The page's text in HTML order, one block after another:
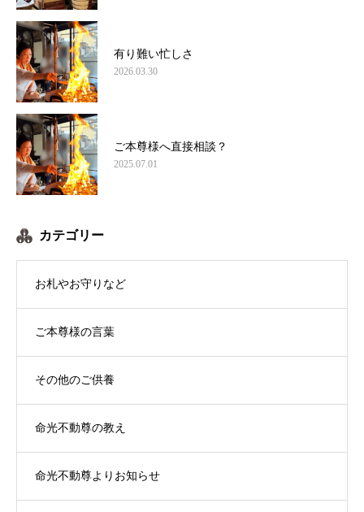
有り難い忙しさ
2026.03.30
ご本尊様へ直接相談？
2025.07.01
カテゴリー
お札やお守りなど
ご本尊様の言葉
その他のご供養
命光不動尊の教え
命光不動尊よりお知らせ